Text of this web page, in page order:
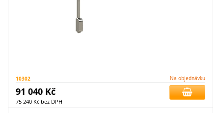
10302 Na objednávku
91 040 Kč
75 240 Kč bez DPH